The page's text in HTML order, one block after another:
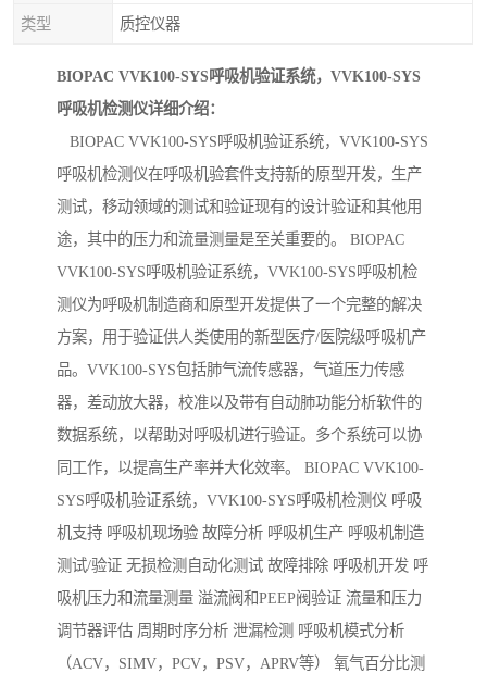
类型 质控仪器
BIOPAC VVK100-SYS呼吸机验证系统，VVK100-SYS
呼吸机检测仪详细介绍：
BIOPAC VVK100-SYS呼吸机验证系统，VVK100-SYS
呼吸机检测仪在呼吸机验套件支持新的原型开发，生产
测试，移动领域的测试和验证现有的设计验证和其他用
途，其中的压力和流量测量是至关重要的。 BIOPAC
VVK100-SYS呼吸机验证系统，VVK100-SYS呼吸机检
测仪为呼吸机制造商和原型开发提供了一个完整的解决
方案，用于验证供人类使用的新型医疗/医院级呼吸机产
品。VVK100-SYS包括肺气流传感器，气道压力传感
器，差动放大器，校准以及带有自动肺功能分析软件的
数据系统，以帮助对呼吸机进行验证。多个系统可以协
同工作，以提高生产率并大化效率。 BIOPAC VVK100-
SYS呼吸机验证系统，VVK100-SYS呼吸机检测仪 呼吸
机支持 呼吸机现场验 故障分析 呼吸机生产 呼吸机制造
测试/验证 无损检测自动化测试 故障排除 呼吸机开发 呼
吸机压力和流量测量 溢流阀和PEEP阀验证 流量和压力
调节器评估 周期时序分析 泄漏检测 呼吸机模式分析
（ACV，SIMV，PCV，PSV，APRV等） 氧气百分比测